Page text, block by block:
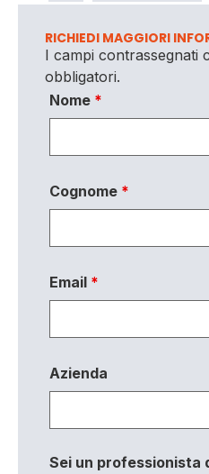
RICHIEDI MAGGIORI
I campi contrassegnati
obbligatori.
Nome *
Cognome *
Email *
Azienda
Sei un professionista